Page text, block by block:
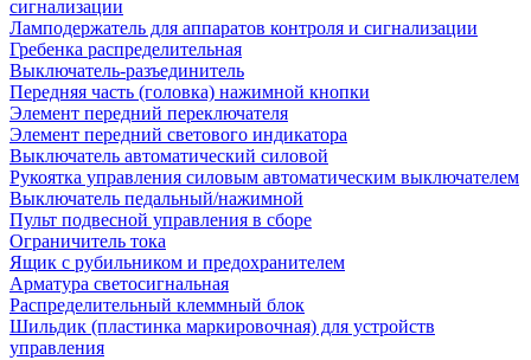
сигнализации
Ламподержатель для аппаратов контроля и сигнализации
Гребенка распределительная
Выключатель-разъединитель
Передняя часть (головка) нажимной кнопки
Элемент передний переключателя
Элемент передний светового индикатора
Выключатель автоматический силовой
Рукоятка управления силовым автоматическим выключателем
Выключатель педальный/нажимной
Пульт подвесной управления в сборе
Ограничитель тока
Ящик с рубильником и предохранителем
Арматура светосигнальная
Распределительный клеммный блок
Шильдик (пластинка маркировочная) для устройств
управления